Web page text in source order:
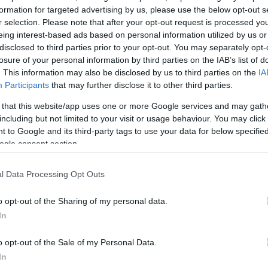
for targeted advertising by us, please use the below opt-out
selection. Please note that after your opt-out request is processed
interest-based ads based on personal information utilized by us
to third parties prior to your opt-out. You may separately
of your personal information by third parties on the IAB’s list of
This information may also be disclosed by us to third parties on the
Participants that may further disclose it to other third parties.
that this website/app uses one or more Google services and may
but not limited to your visit or usage behaviour. You may
to Google and its third-party tags to use your data for below
consent section.
Data Processing Opt Outs
opt-out of the Sharing of my personal data.
opt-out of the Sale of my Personal Data.
ως έχει το όριο των 100.000 ευρώ ανά καταθέτη
καλύπτεται πλήρως από τα εθνικά Συστήματα
κεφάλαια (στην Ελλάδα είναι το ΤΕΚΕ). Η
στο γεγονός ότι πλέον θεσμοθετείται ρητά και
για καταθέσεις νοικοκυριών και
περίπτωση εξυγίανσης ή πτώχευσης τράπεζας, οι
επενδυτές, μεγάλες εταιρείες ή άλλοι